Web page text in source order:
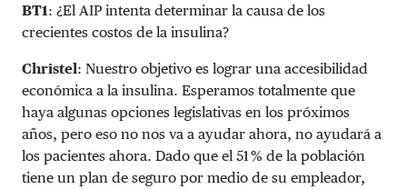
BT1: ¿El AIP intenta determinar la causa de los
crecientes costos de la insulina?
Christel: Nuestro objetivo es lograr una accesibilidad
económica a la insulina. Esperamos totalmente que
haya algunas opciones legislativas en los próximos
años, pero eso no nos va a ayudar ahora, no ayudará a
los pacientes ahora. Dado que el 51 % de la población
tiene un plan de seguro por medio de su empleador,